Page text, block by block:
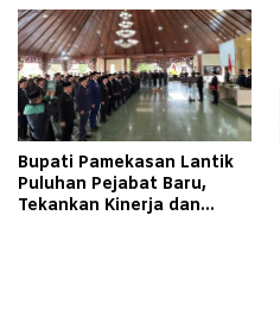
Bupati Pamekasan Lantik
Puluhan Pejabat Baru,
Tekankan Kinerja dan